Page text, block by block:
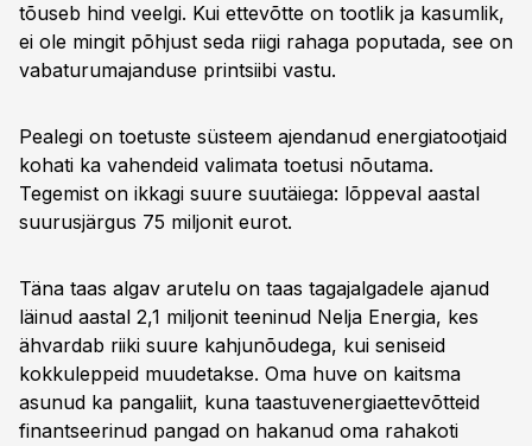
tõuseb hind veelgi. Kui ettevõtte on tootlik ja kasumlik,
ei ole mingit põhjust seda riigi rahaga poputada, see on
vabaturumajanduse printsiibi vastu.
Pealegi on toetuste süsteem ajendanud energiatootjaid
kohati ka vahendeid valimata toetusi nõutama.
Tegemist on ikkagi suure suutäiega: lõppeval aastal
suurusjärgus 75 miljonit eurot.
Täna taas algav arutelu on taas tagajalgadele ajanud
läinud aastal 2,1 miljonit teeninud Nelja Energia, kes
ähvardab riiki suure kahjunõudega, kui seniseid
kokkuleppeid muudetakse. Oma huve on kaitsma
asunud ka pangaliit, kuna taastuvenergiaettevõtteid
finantseerinud pangad on hakanud oma rahakoti